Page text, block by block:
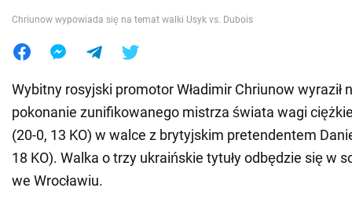
Jedzenie
Chriunow wypowiada się na temat walki Usyk vs. Dubois
Wybitny rosyjski promotor Władimir Chriunow wyraził
pokonanie zunifikowanego mistrza świata wagi
(20-0, 13 KO) w walce z brytyjskim pretendentem
18 KO). Walka o trzy ukraińskie tytuły odbędzie się w
we Wrocławiu.